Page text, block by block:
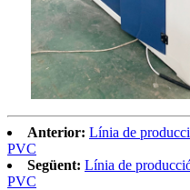
Anterior: Línia de
PVC
Següent: Línia de
PVC